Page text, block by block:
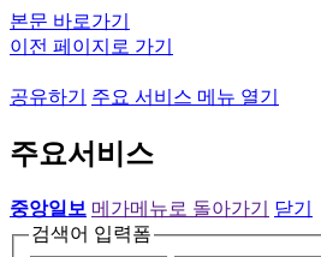
본문 바로가기
이전 페이지로 가기
공유하기 주요 서비스 메뉴 열기
주요서비스
중앙일보 메가메뉴로 돌아가기
닫기
검색어 입력폼